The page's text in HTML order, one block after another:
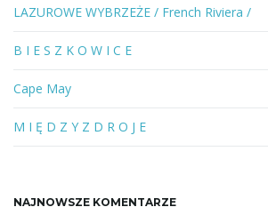
ł
o
w
o
l
u
b
f
z
LAZUROWE WYBRZEŻE / French Riviera /
B I E S Z K O W I C E
Cape May
M I Ę D Z Y Z D R O J E
NAJNOWSZE KOMENTARZE